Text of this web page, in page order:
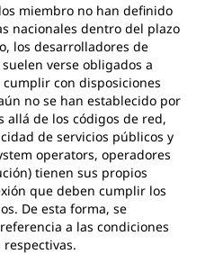
miembro no han definido
nacionales dentro del plazo
los desarrolladores de
verse obligados a
con disposiciones
no se han establecido por
allá de los códigos de red,
de servicios públicos y
operators, operadores
tienen sus propios
que deben cumplir los
De esta forma, se
a las condiciones